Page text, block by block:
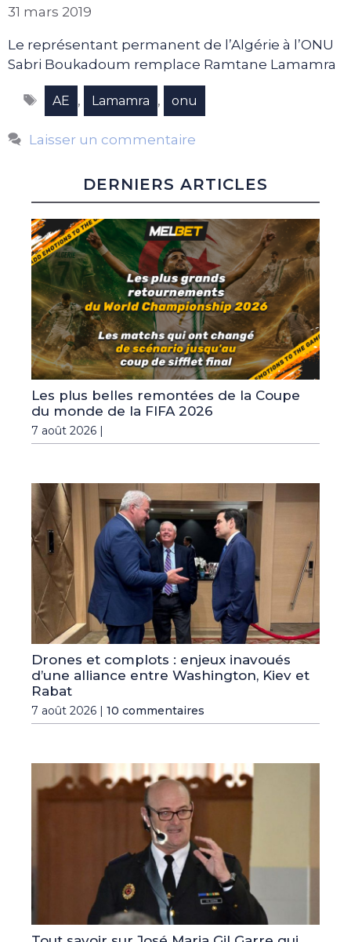
31 mars 2019
Le représentant permanent de l’Algérie à l’ONU
Sabri Boukadoum remplace Ramtane Lamamra
Étiquettes
AE , Lamamra , onu
Laisser un commentaire
DERNIERS ARTICLES
Les plus belles remontées de la Coupe
du monde de la FIFA 2026
7 août 2026 |
Drones et complots : enjeux inavoués
d’une alliance entre Washington, Kiev et
Rabat
7 août 2026 | 10 commentaires